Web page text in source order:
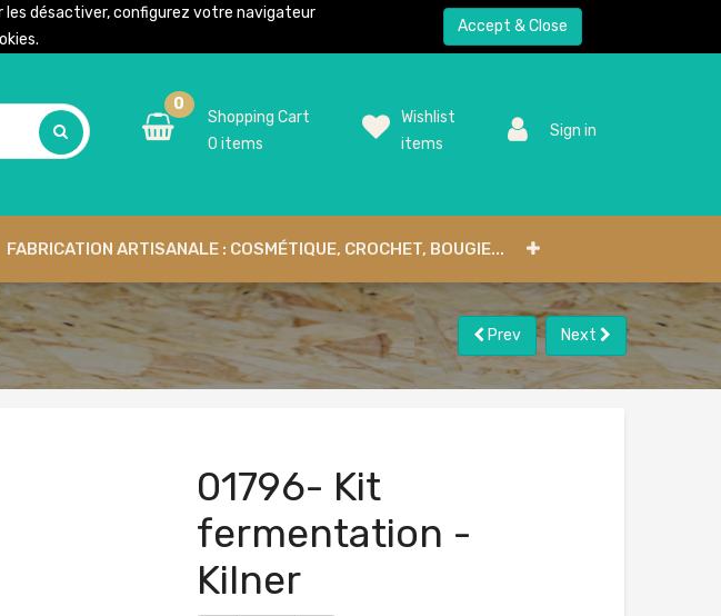
les désactiver, configurez votre navigateur
Accept & Close
0
Shopping Cart
0 items
Wishlist
items
Sign in
FABRICATION ARTISANALE : COSMÉTIQUE, CROCHET, BOUGIE...
Prev Next
01796- Kit
fermentation -
Kilner